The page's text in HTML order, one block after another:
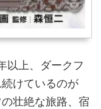
以上、ダークフ
けているのが
壮絶な旅路、宿